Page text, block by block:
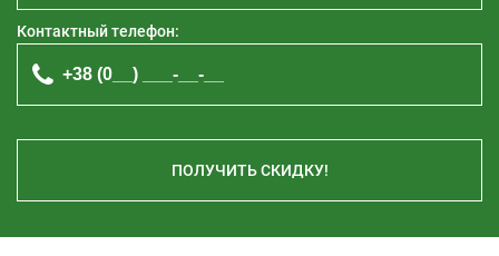
Контактный телефон:
ПОЛУЧИТЬ СКИДКУ!